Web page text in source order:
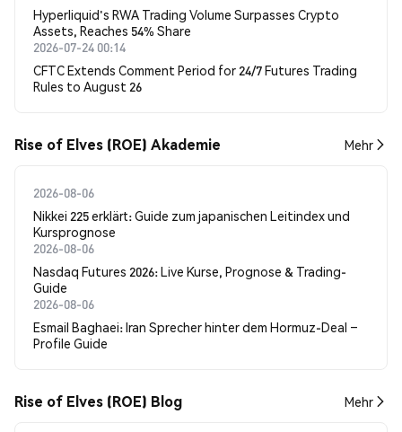
Hyperliquid's RWA Trading Volume Surpasses Crypto
Assets, Reaches 54% Share
2026-07-24 00:14
CFTC Extends Comment Period for 24/7 Futures Trading
Rules to August 26
Rise of Elves (ROE) Akademie Mehr
2026-08-06
Nikkei 225 erklärt: Guide zum japanischen Leitindex und
Kursprognose
2026-08-06
Nasdaq Futures 2026: Live Kurse, Prognose & Trading-
Guide
2026-08-06
Esmail Baghaei: Iran Sprecher hinter dem Hormuz-Deal –
Profile Guide
Rise of Elves (ROE) Blog Mehr